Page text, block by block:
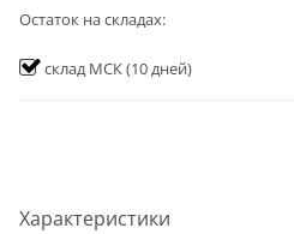
Характеристики
Остаток на складах:
склад МСК(10 дней)